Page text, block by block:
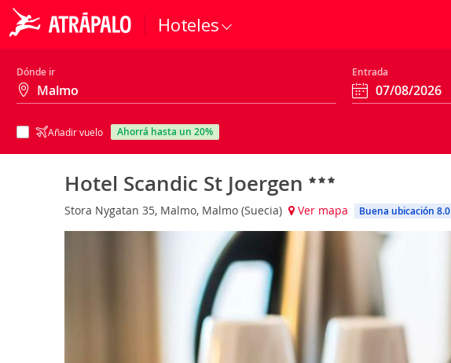
Hoteles
Dónde ir Entrada
Añadir vuelo ahorrá hasta un 20%
Hotel Scandic St Joergen
Stora Nygatan 35, Malmo, Malmo (Suecia) Ver mapa Buena ubicación 8.0